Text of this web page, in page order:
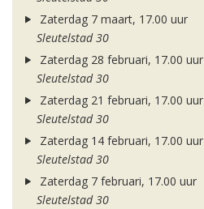
Zaterdag 7 maart, 17.00 uur
Sleutelstad 30
Zaterdag 28 februari, 17.00 uur
Sleutelstad 30
Zaterdag 21 februari, 17.00 uur
Sleutelstad 30
Zaterdag 14 februari, 17.00 uur
Sleutelstad 30
Zaterdag 7 februari, 17.00 uur
Sleutelstad 30